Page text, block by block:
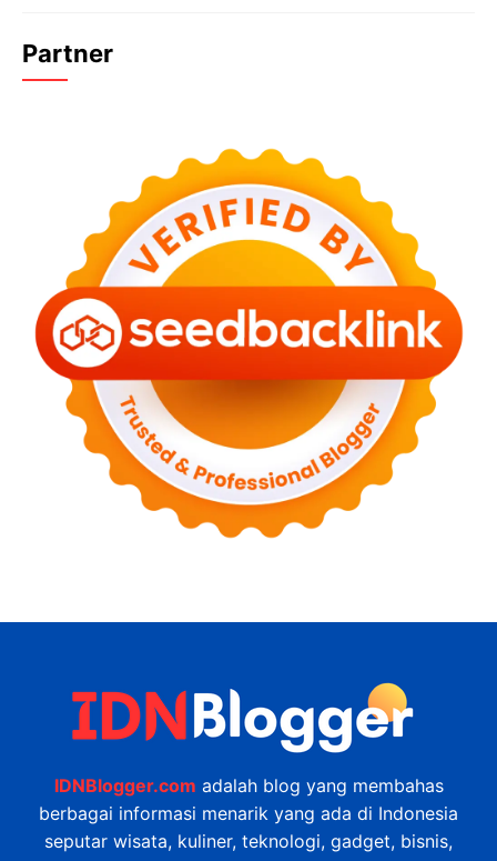
Partner
IDNBlogger.com adalah blog yang membahas
berbagai informasi menarik yang ada di Indonesia
seputar wisata, kuliner, teknologi, gadget, bisnis,